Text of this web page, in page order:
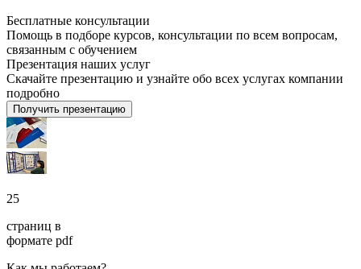
Бесплатные консультации
Помощь в подборе курсов, консультации по всем вопросам,
связанным с обучением
Презентация наших услуг
Скачайте презентацию и узнайте обо всех услугах компании
подробно
Получить презентацию
25
страниц в
формате pdf